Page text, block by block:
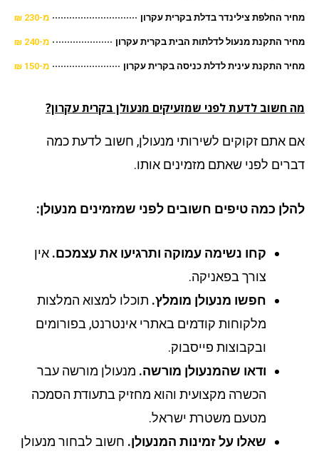
החלפת צילינדר בדלת בקרית עקרון מ-230 ₪
התקנת מנעול לדלתות הבית בקרית עקרון מ-240 ₪
התקנת עינית לדלת כניסה בקרית עקרון מ-150 ₪
חשוב לדעת לפני שמזעיקים מנעולן בקרית עקרון?
אתם זקוקים לשירותי מנעולן, חשוב לדעת כמה
לפני שאתם מזמינים אותו.
כמה טיפים חשובים לפני שמזמינים מנעולן:
קחו נשימה עמוקה ותרגיעו את עצמכם.אין
צורך בפאניקה.
חפשו מנעולן מומלץ.תוכלו למצוא המלצות
מלקוחות קודמים באתרי אינטרנט, בפורומים
ובקבוצות פייסבוק.
ודאו שהמנעולן מורשה.מנעולן מורשה עבר
הכשרה מקצועית והוא מחזיק בתעודת הסמכה
מטעם משטרת ישראל.
שאלו על זמינות המנעולן.חשוב לבחור מנעולן